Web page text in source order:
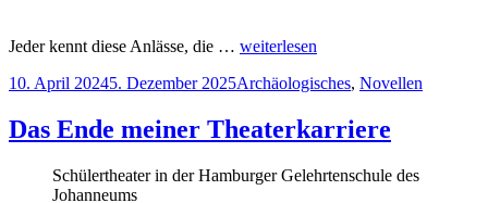
Jeder kennt diese Anlässe, die … weiterlesen
Veröffentlicht
10. April 20245. Dezember 2025Kategorien
Archäologisches, Novellen
Das Ende meiner Theaterkarriere
Schülertheater in der Hamburger Gelehrtenschule des
Johanneums